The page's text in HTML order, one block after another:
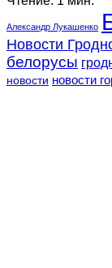
Александр Лукашенко
Новости
белорусы
новости новости